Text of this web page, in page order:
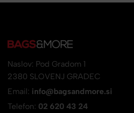
Naslov: Pod Gradom 1
2380 SLOVENJ GRADEC
Email: info@bagsandmore.si
Telefon: 02 620 43 24